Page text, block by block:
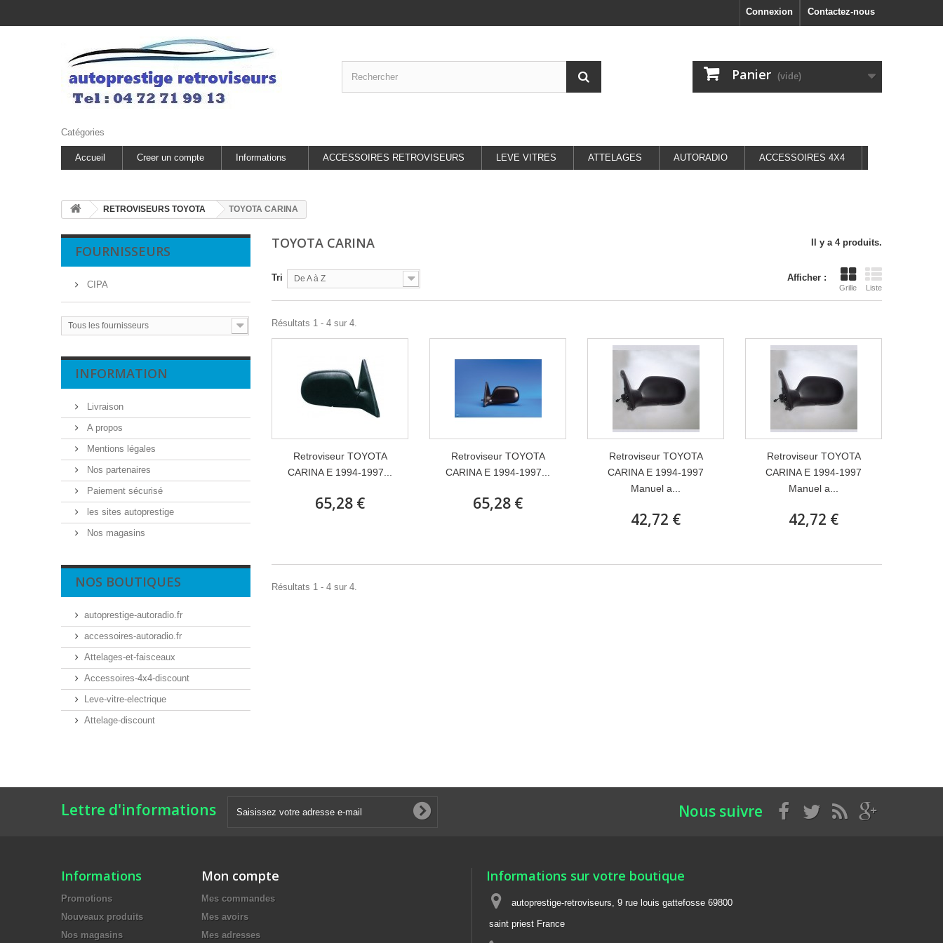
Contactez-nous
Connexion
Panier (vide)
Catégories
Accueil Creer un compte Informations ACCESSOIRES RETROVISEURS LEVE VITRES ATTELAGES AUTORADIO ACCESSOIRES 4X4
RETROVISEURS TOYOTA TOYOTA CARINA
FOURNISSEURS
CIPA
Tous les fournisseurs
INFORMATION
Livraison
A propos
Mentions légales
Nos partenaires
Paiement sécurisé
les sites autoprestige
Nos magasins
NOS BOUTIQUES
autoprestige-autoradio.fr
accessoires-autoradio.fr
Attelages-et-faisceaux
Accessoires-4x4-discount
Leve-vitre-electrique
Attelage-discount
TOYOTA CARINA Il y a 4 produits.
Afficher :
Grille Liste
Tri De A à Z
Résultats 1 - 4 sur 4.
Retroviseur TOYOTA
CARINA E 1994-1997...
65,28 €
Retroviseur TOYOTA
CARINA E 1994-1997...
65,28 €
Retroviseur TOYOTA
CARINA E 1994-1997
Manuel a...
42,72 €
Retroviseur TOYOTA
CARINA E 1994-1997
Manuel a...
42,72 €
Résultats 1 - 4 sur 4.
Lettre d'informations Nous suivre
Informations
Promotions
Nouveaux produits
Nos magasins
Mon compte
Mes commandes
Mes avoirs
Mes adresses
Informations sur votre boutique
autoprestige-retroviseurs, 9 rue louis gattefosse 69800
saint priest France